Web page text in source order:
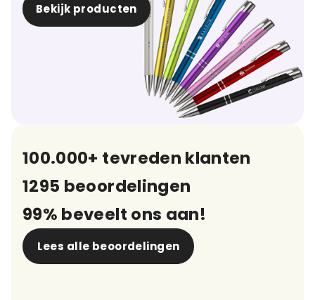
Bekijk producten
100.000+ tevreden klanten
1295 beoordelingen
99% beveelt ons aan!
Lees alle beoordelingen